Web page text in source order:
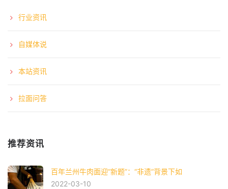
行业资讯
自媒体说
本站资讯
拉面问答
推荐资讯
百年兰州牛肉面迎“新题”：“非遗”背景下如
2022-03-10